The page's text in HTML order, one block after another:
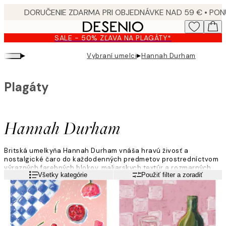
content.
SALE - 50% ZĽAVA NA PLAGÁTY*
▸ Vybraní umelci▸Hannah Durham
Hannah Durham
Plagáty
Britská umelkyňa Hannah Durham vnáša hravú živosť a
nostalgické čaro do každodenných predmetov prostredníctvom
výrazných farebných blokov, maliarskych textúr a rozmarných
kompozícií.
Viac informáciíVšetky kategórie Použiť filter a zoradiť